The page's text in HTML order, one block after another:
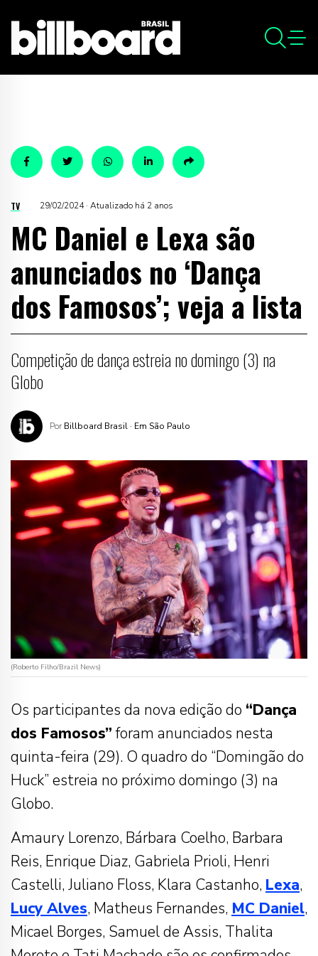
TV 29/02/2024 · Atualizado há 2 anos
MC Daniel e Lexa são
anunciados no ‘Dança
dos Famosos’; veja a lista
Competição de dança estreia no domingo (3) na
Globo
Por Billboard Brasil · Em São Paulo
(Roberto Filho/Brazil News)
Os participantes da nova edição do “Dança
dos Famosos”foram anunciados nesta
quinta-feira (29). O quadro do “Domingão do
Huck” estreia no próximo domingo (3) na
Globo.
Amaury Lorenzo, Bárbara Coelho, Barbara
Reis, Enrique Diaz, Gabriela Prioli, Henri
Castelli, Juliano Floss, Klara Castanho, Lexa,
Lucy Alves, Matheus Fernandes, MC Daniel,
Micael Borges, Samuel de Assis, Thalita